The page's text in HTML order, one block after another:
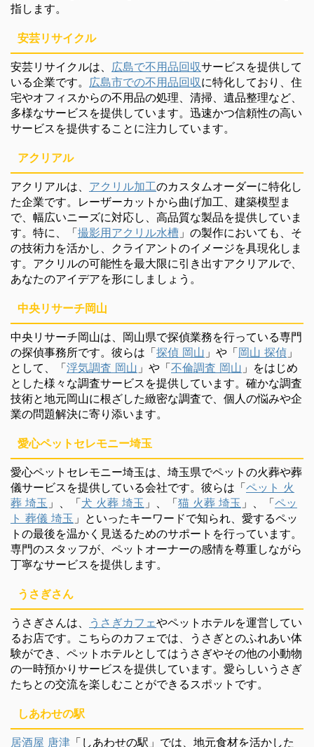
指します。
安芸リサイクル
安芸リサイクルは、 広島で不用品回収サービスを提供して
いる企業です。 広島市での不用品回収に特化しており、住
宅やオフィスからの不用品の処理、清掃、遺品整理など、
多様なサービスを提供しています。迅速かつ信頼性の高い
サービスを提供することに注力しています。
アクリアル
アクリアルは、 アクリル加工のカスタムオーダーに特化し
た企業です。レーザーカットから曲げ加工、建築模型ま
で、幅広いニーズに対応し、高品質な製品を提供していま
す。特に、「撮影用アクリル水槽 」の製作においても、そ
の技術力を活かし、クライアントのイメージを具現化しま
す。アクリルの可能性を最大限に引き出すアクリアルで、
あなたのアイデアを形にしましょう。
中央リサーチ岡山
中央リサーチ岡山は、岡山県で探偵業務を行っている専門
の探偵事務所です。彼らは「探偵 岡山 」や「岡山 探偵 」
として、「浮気調査 岡山 」や「不倫調査 岡山 」をはじめ
とした様々な調査サービスを提供しています。確かな調査
技術と地元岡山に根ざした緻密な調査で、個人の悩みや企
業の問題解決に寄り添います。
愛心ペットセレモニー埼玉
愛心ペットセレモニー埼玉は、埼玉県でペットの火葬や葬
儀サービスを提供している会社です。彼らは「ペット 火
葬 埼玉 」、「犬 火葬 埼玉 」、「猫 火葬 埼玉 」、「ペッ
ト 葬儀 埼玉 」といったキーワードで知られ、愛するペッ
トの最後を温かく見送るためのサポートを行っています。
専門のスタッフが、ペットオーナーの感情を尊重しながら
丁寧なサービスを提供します。
うさぎさん
うさぎさんは、 うさぎカフェやペットホテルを運営してい
るお店です。こちらのカフェでは、うさぎとのふれあい体
験ができ、ペットホテルとしてはうさぎやその他の小動物
の一時預かりサービスを提供しています。愛らしいうさぎ
たちとの交流を楽しむことができるスポットです。
しあわせの駅
居酒屋 唐津 「しあわせの駅」では、地元食材を活かした